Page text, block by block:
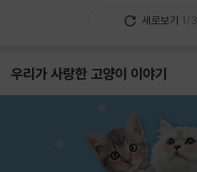
새로보기 1/3
우리가 사랑한 고양이 이야기